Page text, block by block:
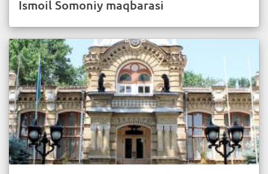
Ismoil Somoniy maqbarasi